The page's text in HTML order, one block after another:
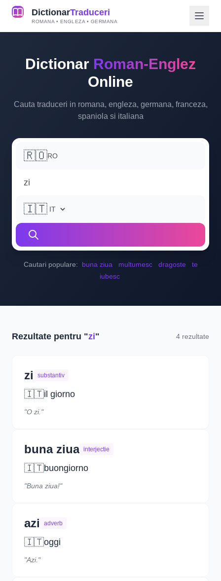
DictionarTraduceri
ROMANA • ENGLEZA • GERMANA
Dictionar Roman-Englez
Online
Cauta traduceri in romana, engleza, germana, franceza,
spaniola si italiana
🇷🇴RO
🇮🇹
Cautari populare: buna ziua multumesc dragoste
te
iubesc
Rezultate pentru "zi" 4 rezultate
zi substantiv
🇮🇹il giorno
"O zi."
buna ziua interjectie
🇮🇹buongiorno
"Buna ziua!"
azi adverb
🇮🇹oggi
"Azi."